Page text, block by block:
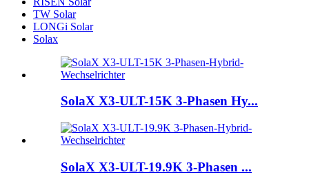
TW Solar
LONGi Solar
Solax
SolaX X3-ULT-15K 3-Phasen Hy...
SolaX X3-ULT-19.9K 3-Phasen ...